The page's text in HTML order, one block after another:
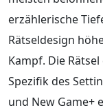
erzählerische
Rätseldesign
Kampf. Die
Spezifik des
und New Game+